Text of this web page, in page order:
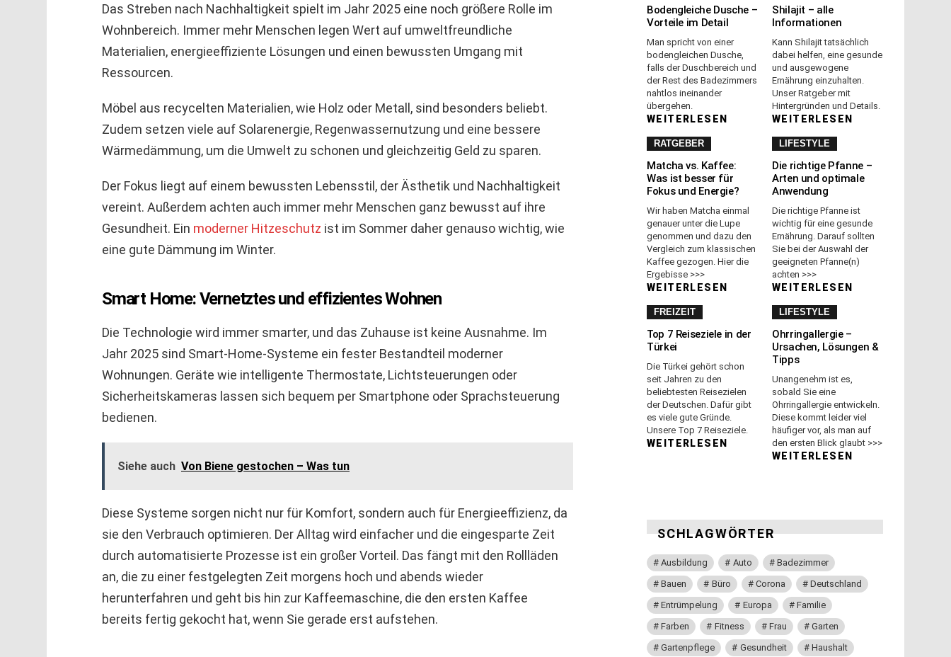
Das Streben nach Nachhaltigkeit spielt im Jahr 2025 eine noch größere Rolle im
Wohnbereich. Immer mehr Menschen legen Wert auf umweltfreundliche
Materialien, energieeffiziente Lösungen und einen bewussten Umgang mit
Ressourcen.
Möbel aus recycelten Materialien, wie Holz oder Metall, sind besonders beliebt.
Zudem setzen viele auf Solarenergie, Regenwassernutzung und eine bessere
Wärmedämmung, um die Umwelt zu schonen und gleichzeitig Geld zu sparen.
Der Fokus liegt auf einem bewussten Lebensstil, der Ästhetik und Nachhaltigkeit
vereint. Außerdem achten auch immer mehr Menschen ganz bewusst auf ihre
Gesundheit. Ein moderner Hitzeschutz ist im Sommer daher genauso wichtig, wie
eine gute Dämmung im Winter.
Smart Home: Vernetztes und effizientes Wohnen
Die Technologie wird immer smarter, und das Zuhause ist keine Ausnahme. Im
Jahr 2025 sind Smart-Home-Systeme ein fester Bestandteil moderner
Wohnungen. Geräte wie intelligente Thermostate, Lichtsteuerungen oder
Sicherheitskameras lassen sich bequem per Smartphone oder Sprachsteuerung
bedienen.
Siehe auch Von Biene gestochen – Was tun
Diese Systeme sorgen nicht nur für Komfort, sondern auch für Energieeffizienz, da
sie den Verbrauch optimieren. Der Alltag wird einfacher und die eingesparte Zeit
durch automatisierte Prozesse ist ein großer Vorteil. Das fängt mit den Rollläden
an, die zu einer festgelegten Zeit morgens hoch und abends wieder
herunterfahren und geht bis hin zur Kaffeemaschine, die den ersten Kaffee
bereits fertig gekocht hat, wenn Sie gerade erst aufstehen.
Bodengleiche Dusche –
Vorteile im Detail
Man spricht von einer
bodengleichen Dusche,
falls der Duschbereich und
der Rest des Badezimmers
nahtlos ineinander
übergehen.
WEITERLESEN
Shilajit – alle
Informationen
Kann Shilajit tatsächlich
dabei helfen, eine gesunde
und ausgewogene
Ernährung einzuhalten.
Unser Ratgeber mit
Hintergründen und Details.
WEITERLESEN
RATGEBER
Matcha vs. Kaffee:
Was ist besser für
Fokus und Energie?
Wir haben Matcha einmal
genauer unter die Lupe
genommen und dazu den
Vergleich zum klassischen
Kaffee gezogen. Hier die
Ergebisse >>>
WEITERLESEN
LIFESTYLE
Die richtige Pfanne –
Arten und optimale
Anwendung
Die richtige Pfanne ist
wichtig für eine gesunde
Ernährung. Darauf sollten
Sie bei der Auswahl der
geeigneten Pfanne(n)
achten >>>
WEITERLESEN
FREIZEIT
Top 7 Reiseziele in der
Türkei
Die Türkei gehört schon
seit Jahren zu den
beliebtesten Reisezielen
der Deutschen. Dafür gibt
es viele gute Gründe.
Unsere Top 7 Reiseziele.
WEITERLESEN
LIFESTYLE
Ohrringallergie –
Ursachen, Lösungen &
Tipps
Unangenehm ist es,
sobald Sie eine
Ohrringallergie entwickeln.
Diese kommt leider viel
häufiger vor, als man auf
den ersten Blick glaubt >>>
WEITERLESEN
SCHLAGWÖRTER
Ausbildung Auto
Badezimmer
Bauen
Büro Corona
Deutschland
Entrümpelung
Europa
Familie
Farben
Fitness Frau
Garten
Gartenpflege
Gesundheit
Haushalt